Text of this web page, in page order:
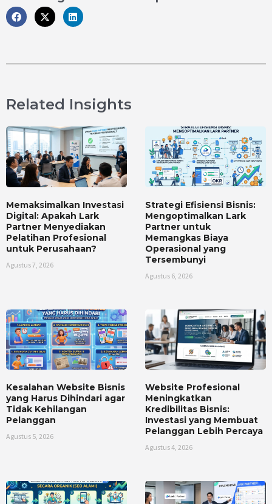
Related Insights
Memaksimalkan Investasi
Digital: Apakah Lark
Partner Menyediakan
Pelatihan Profesional
untuk Perusahaan?
Agustus 7, 2026
Strategi Efisiensi Bisnis:
Mengoptimalkan Lark
Partner untuk
Memangkas Biaya
Operasional yang
Tersembunyi
Agustus 6, 2026
Kesalahan Website Bisnis
yang Harus Dihindari agar
Tidak Kehilangan
Pelanggan
Agustus 5, 2026
Website Profesional
Meningkatkan
Kredibilitas Bisnis:
Investasi yang Membuat
Pelanggan Lebih Percaya
Agustus 4, 2026